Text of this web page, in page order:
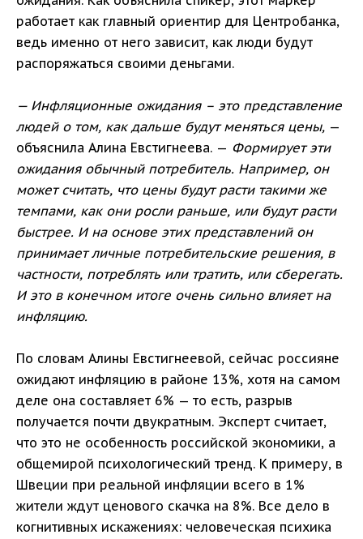
работает как главный ориентир для Центробанка,
ведь именно от него зависит, как люди будут
распоряжаться своими деньгами.
— Инфляционные ожидания – это представление
людей о том, как дальше будут меняться цены, —
объяснила Алина Евстигнеева. — Формирует эти
ожидания обычный потребитель. Например, он
может считать, что цены будут расти такими же
темпами, как они росли раньше, или будут расти
быстрее. И на основе этих представлений он
принимает личные потребительские решения, в
частности, потреблять или тратить, или сберегать.
И это в конечном итоге очень сильно влияет на
инфляцию.
По словам Алины Евстигнеевой, сейчас россияне
ожидают инфляцию в районе 13%, хотя на самом
деле она составляет 6% — то есть, разрыв
получается почти двукратным. Эксперт считает,
что это не особенность российской экономики, а
общемирой психологический тренд. К примеру, в
Швеции при реальной инфляции всего в 1%
жители ждут ценового скачка на 8%. Все дело в
когнитивных искажениях: человеческая психика